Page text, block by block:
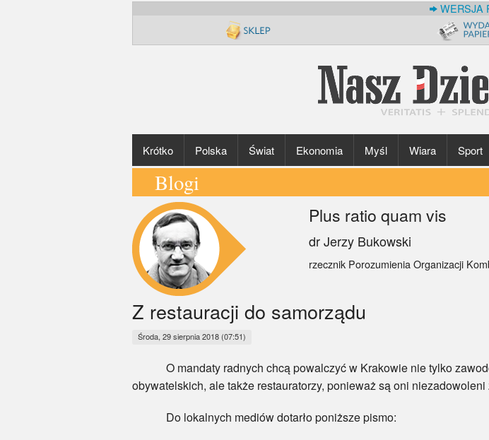
WERSJA
Krótko Polska Świat Ekonomia Myśl Wiara Sport
Blogi
Plus ratio quam vis
dr Jerzy Bukowski
rzecznik Porozumienia Organizacji
Z restauracji do samorządu
Środa, 29 sierpnia 2018 (07:51)
O mandaty radnych chcą powalczyć w Krakowie nie tylko
obywatelskich, ale także restauratorzy, ponieważ są oni
Do lokalnych mediów dotarło poniższe pismo: